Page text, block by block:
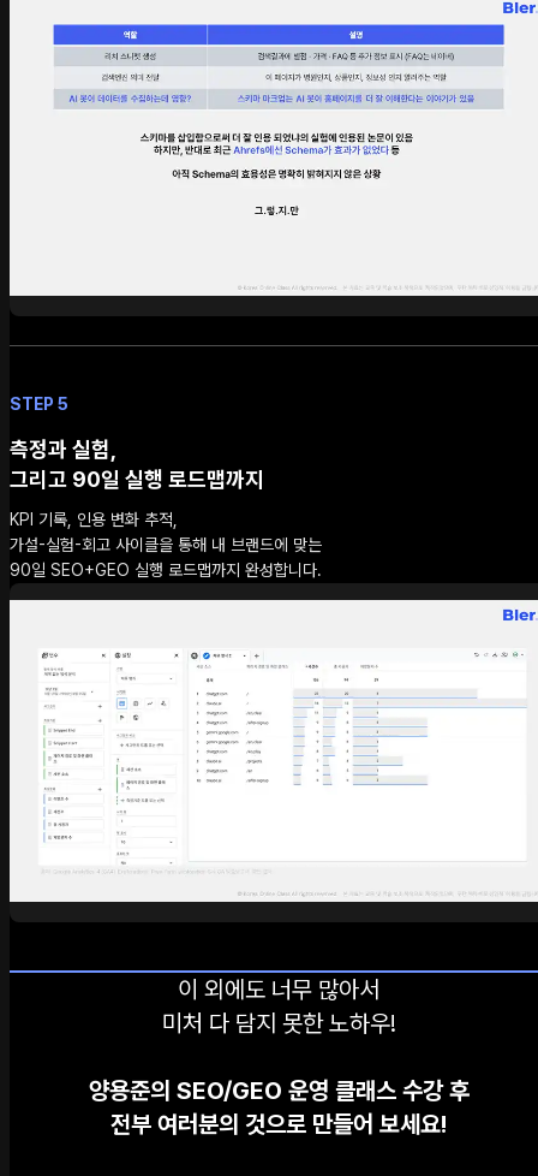
STEP 5
측정과 실험,
그리고 90일 실행 로드맵까지
KPI 기록, 인용 변화 추적,
가설-실험-회고 사이클을 통해 내 브랜드에 맞는
90일 SEO+GEO 실행 로드맵까지 완성합니다.
이 외에도 너무 많아서
미처 다 담지 못한 노하우!
양용준의 SEO/GEO 운영 클래스 수강 후
전부 여러분의 것으로 만들어 보세요!